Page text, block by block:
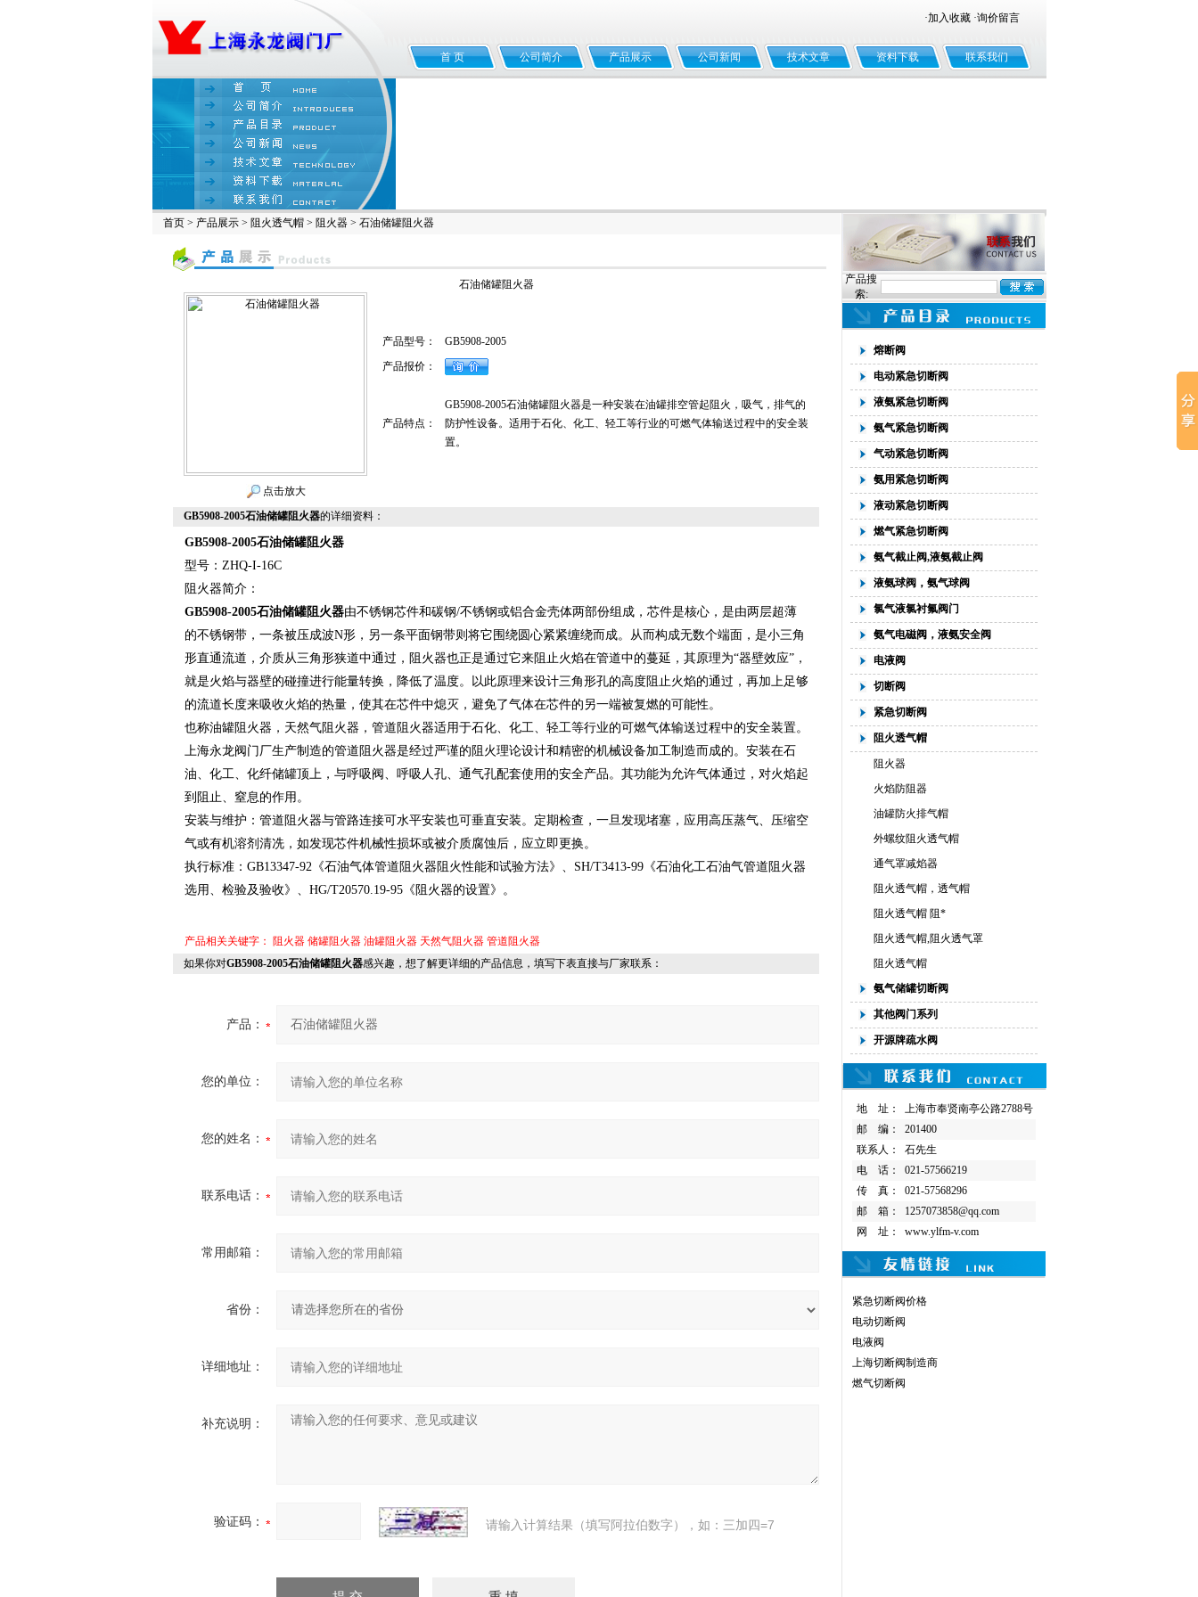
·加入收藏 ·询价留言
首 页 公司简介 产品展示 公司新闻 技术文章 资料下载 联系我们
首页> 产品展示> 阻火透气帽> 阻火器> 石油储罐阻火器
石油储罐阻火器
点击放大
产品型号：
GB5908-2005
产品报价：
产品特点：
GB5908-2005石油储罐阻火器是一种安装在油罐排空管起阻火，吸气，排气的
防护性设备。适用于石化、化工、轻工等行业的可燃气体输送过程中的安全装
置。
GB5908-2005石油储罐阻火器的详细资料：
GB5908-2005石油储罐阻火器
型号：ZHQ-I-16C
阻火器简介：
GB5908-2005石油储罐阻火器由不锈钢芯件和碳钢/不锈钢或铝合金壳体两部份组成，芯件是核心，是由两层超薄
的不锈钢带，一条被压成波N形，另一条平面钢带则将它围绕圆心紧紧缠绕而成。从而构成无数个端面，是小三角
形直通流道，介质从三角形狭道中通过，阻火器也正是通过它来阻止火焰在管道中的蔓延，其原理为“器壁效应”，
就是火焰与器壁的碰撞进行能量转换，降低了温度。以此原理来设计三角形孔的高度阻止火焰的通过，再加上足够
的流道长度来吸收火焰的热量，使其在芯件中熄灭，避免了气体在芯件的另一端被复燃的可能性。
也称油罐阻火器，天然气阻火器，管道阻火器适用于石化、化工、轻工等行业的可燃气体输送过程中的安全装置。
上海永龙阀门厂生产制造的管道阻火器是经过严谨的阻火理论设计和精密的机械设备加工制造而成的。安装在石
油、化工、化纤储罐顶上，与呼吸阀、呼吸人孔、通气孔配套使用的安全产品。其功能为允许气体通过，对火焰起
到阻止、窒息的作用。
安装与维护：管道阻火器与管路连接可水平安装也可垂直安装。定期检查，一旦发现堵塞，应用高压蒸气、压缩空
气或有机溶剂清冼，如发现芯件机械性损坏或被介质腐蚀后，应立即更换。
执行标准：GB13347-92《石油气体管道阻火器阻火性能和试验方法》、SH/T3413-99《石油化工石油气管道阻火器
选用、检验及验收》、HG/T20570.19-95《阻火器的设置》。
产品相关关键字： 阻火器 储罐阻火器 油罐阻火器 天然气阻火器 管道阻火器
如果你对GB5908-2005石油储罐阻火器感兴趣，想了解更详细的产品信息，填写下表直接与厂家联系：
产品：
您的单位：
您的姓名：
联系电话：
常用邮箱：
省份：
详细地址：
补充说明：
验证码： 请输入计算结果（填写阿拉伯数字），如：三加四=7
产品搜
索:
熔断阀
电动紧急切断阀
液氨紧急切断阀
氨气紧急切断阀
气动紧急切断阀
氨用紧急切断阀
液动紧急切断阀
燃气紧急切断阀
氨气截止阀,液氨截止阀
液氨球阀，氨气球阀
氯气液氯衬氟阀门
氨气电磁阀，液氨安全阀
电液阀
切断阀
紧急切断阀
阻火透气帽
阻火器
火焰防阻器
油罐防火排气帽
外螺纹阻火透气帽
通气罩减焰器
阻火透气帽，透气帽
阻火透气帽 阻*
阻火透气帽,阻火透气罩
阻火透气帽
氨气储罐切断阀
其他阀门系列
开源牌疏水阀
地 址：
上海市奉贤南亭公路2788号
邮 编：
201400
联系人：
石先生
电 话：
021-57566219
传 真：
021-57568296
邮 箱：
1257073858@qq.com
网 址：
www.ylfm-v.com
紧急切断阀价格
电动切断阀
电液阀
上海切断阀制造商
燃气切断阀